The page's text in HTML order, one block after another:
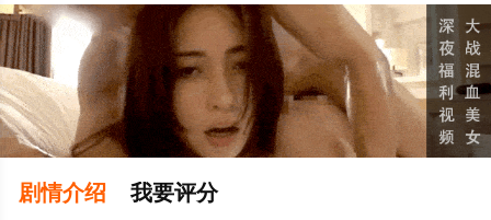
剧情介绍 我要评分